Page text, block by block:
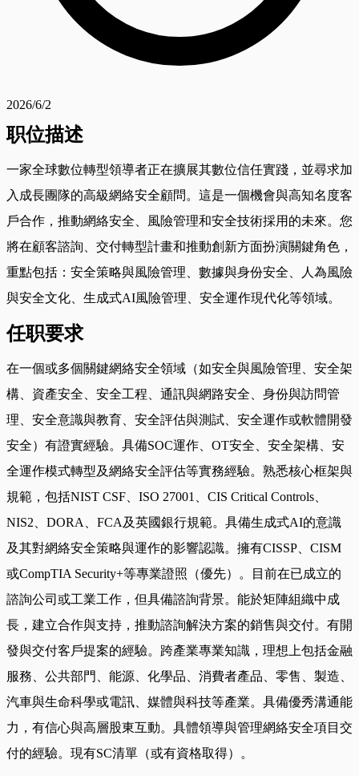
2026/6/2
职位描述
一家全球數位轉型領導者正在擴展其數位信任實踐，並尋求加
入成長團隊的高級網絡安全顧問。這是一個機會與高知名度客
戶合作，推動網絡安全、風險管理和安全技術採用的未來。您
將在顧客諮詢、交付轉型計畫和推動創新方面扮演關鍵角色，
重點包括：安全策略與風險管理、數據與身份安全、人為風險
與安全文化、生成式AI風險管理、安全運作現代化等領域。
任职要求
在一個或多個關鍵網絡安全領域（如安全與風險管理、安全架
構、資產安全、安全工程、通訊與網路安全、身份與訪問管
理、安全意識與教育、安全評估與測試、安全運作或軟體開發
安全）有證實經驗。具備SOC運作、OT安全、安全架構、安
全運作模式轉型及網絡安全評估等實務經驗。熟悉核心框架與
規範，包括NIST CSF、ISO 27001、CIS Critical Controls、
NIS2、DORA、FCA及英國銀行規範。具備生成式AI的意識
及其對網絡安全策略與運作的影響認識。擁有CISSP、CISM
或CompTIA Security+等專業證照（優先）。目前在已成立的
諮詢公司或工業工作，但具備諮詢背景。能於矩陣組織中成
長，建立合作與支持，推動諮詢解決方案的銷售與交付。有開
發與交付客戶提案的經驗。跨產業專業知識，理想上包括金融
服務、公共部門、能源、化學品、消費者產品、零售、製造、
汽車與生命科學或電訊、媒體與科技等產業。具備優秀溝通能
力，有信心與高層股東互動。具體領導與管理網絡安全項目交
付的經驗。現有SC清單（或有資格取得）。